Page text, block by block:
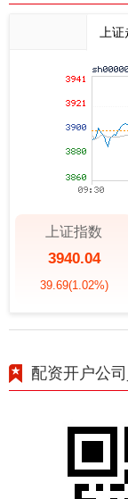
上
上证指数
3940.04
39.69(1.02%)
配资开户公